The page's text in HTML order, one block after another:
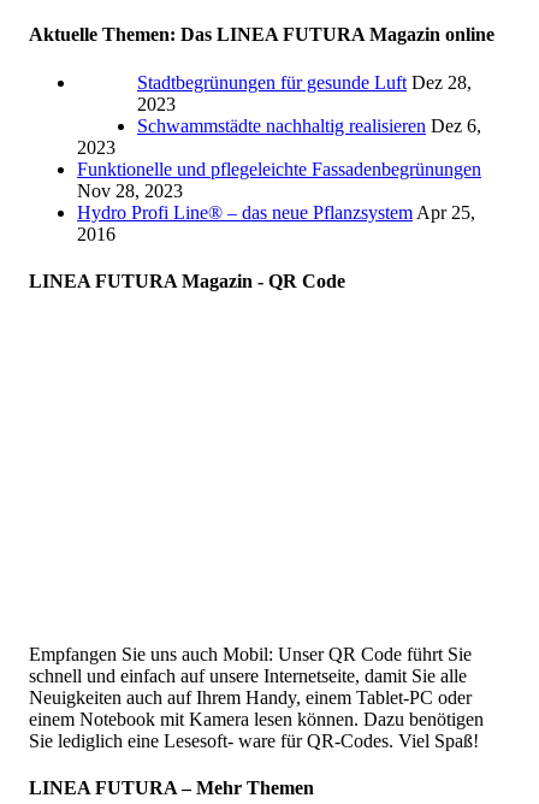
Aktuelle Themen: Das LINEA FUTURA Magazin online
Stadtbegrünungen für gesunde Luft Dez 28,
2023
Schwammstädte nachhaltig realisieren Dez 6,
2023
Funktionelle und pflegeleichte Fassadenbegrünungen
Nov 28, 2023
Hydro Profi Line® – das neue Pflanzsystem Apr 25,
2016
LINEA FUTURA Magazin - QR Code
Empfangen Sie uns auch Mobil: Unser QR Code führt Sie
schnell und einfach auf unsere Internetseite, damit Sie alle
Neuigkeiten auch auf Ihrem Handy, einem Tablet-PC oder
einem Notebook mit Kamera lesen können. Dazu benötigen
Sie lediglich eine Lesesoft- ware für QR-Codes. Viel Spaß!
LINEA FUTURA – Mehr Themen